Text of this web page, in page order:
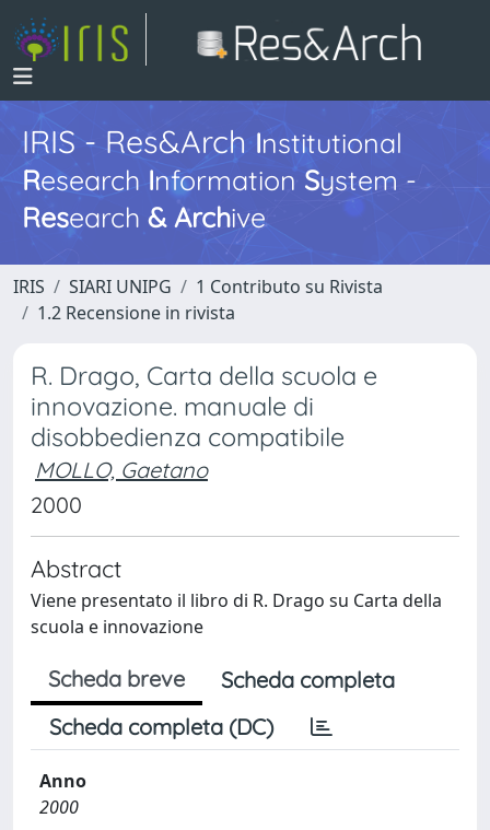
IRIS - Res&ArchInstitutional
Research InformationSystem -
Research & Archive
IRIS SIARI UNIPG
1 Contributo su Rivista
1.2 Recensione in rivista
R. Drago, Carta della scuola e
innovazione. manuale di
disobbedienza compatibile
MOLLO, Gaetano
2000
Abstract
Viene presentato il libro di R. Drago su Carta della
scuola e innovazione
Scheda breve
Scheda completa
Scheda completa (DC)
Anno
2000